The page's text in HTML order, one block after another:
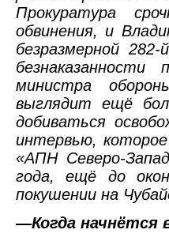
Прокуратура
обвинения, и
безразмерной
министра
выглядит ещё
добиваться
интервью,
«АПН Северо-
года, ещё до
покушении на
—Когда начнётся